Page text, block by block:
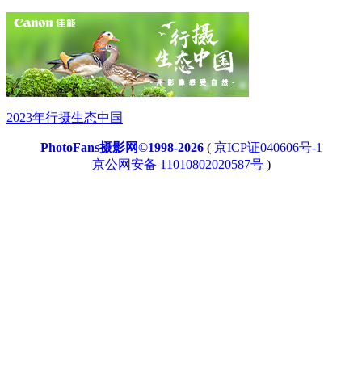
2023年行摄生态中国
PhotoFans摄影网©1998-2026( 京ICP证040606号-1
京公网安备 11010802020587号)